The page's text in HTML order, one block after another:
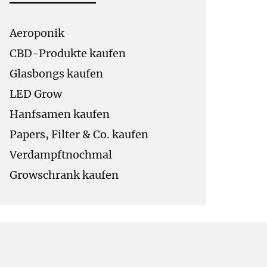
Aeroponik
CBD-Produkte kaufen
Glasbongs kaufen
LED Grow
Hanfsamen kaufen
Papers, Filter & Co. kaufen
Verdampftnochmal
Growschrank kaufen